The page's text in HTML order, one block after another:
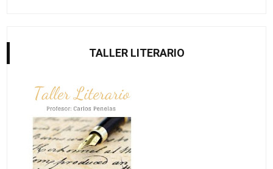
TALLER LITERARIO